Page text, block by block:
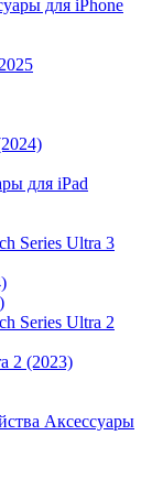
для iPhone
для iPad
Series Ultra 3
Series Ultra 2
2 (2023)
Аксессуары